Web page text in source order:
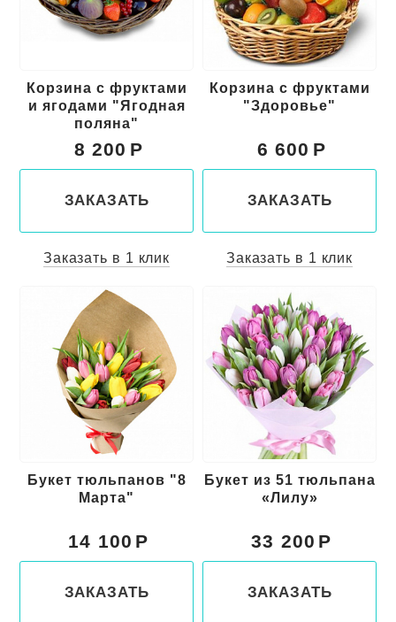
Корзина с фруктами
и ягодами "Ягодная
поляна"
8 200
ЗАКАЗАТЬ
Заказать в 1 клик
Корзина с фруктами
"Здоровье"
6 600
ЗАКАЗАТЬ
Заказать в 1 клик
Букет тюльпанов "8
Марта"
14 100
ЗАКАЗАТЬ
Букет из 51 тюльпана
«Лилу»
33 200
ЗАКАЗАТЬ